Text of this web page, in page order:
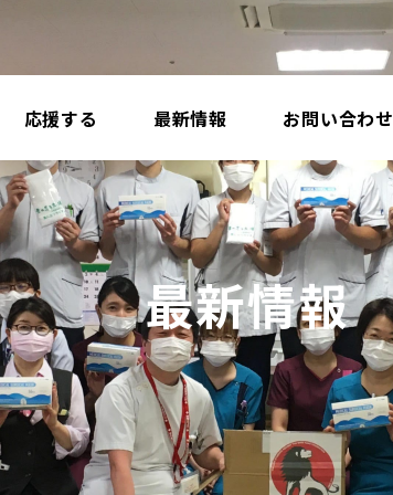
応援する 最新情報 お問い合わせ
最新情報